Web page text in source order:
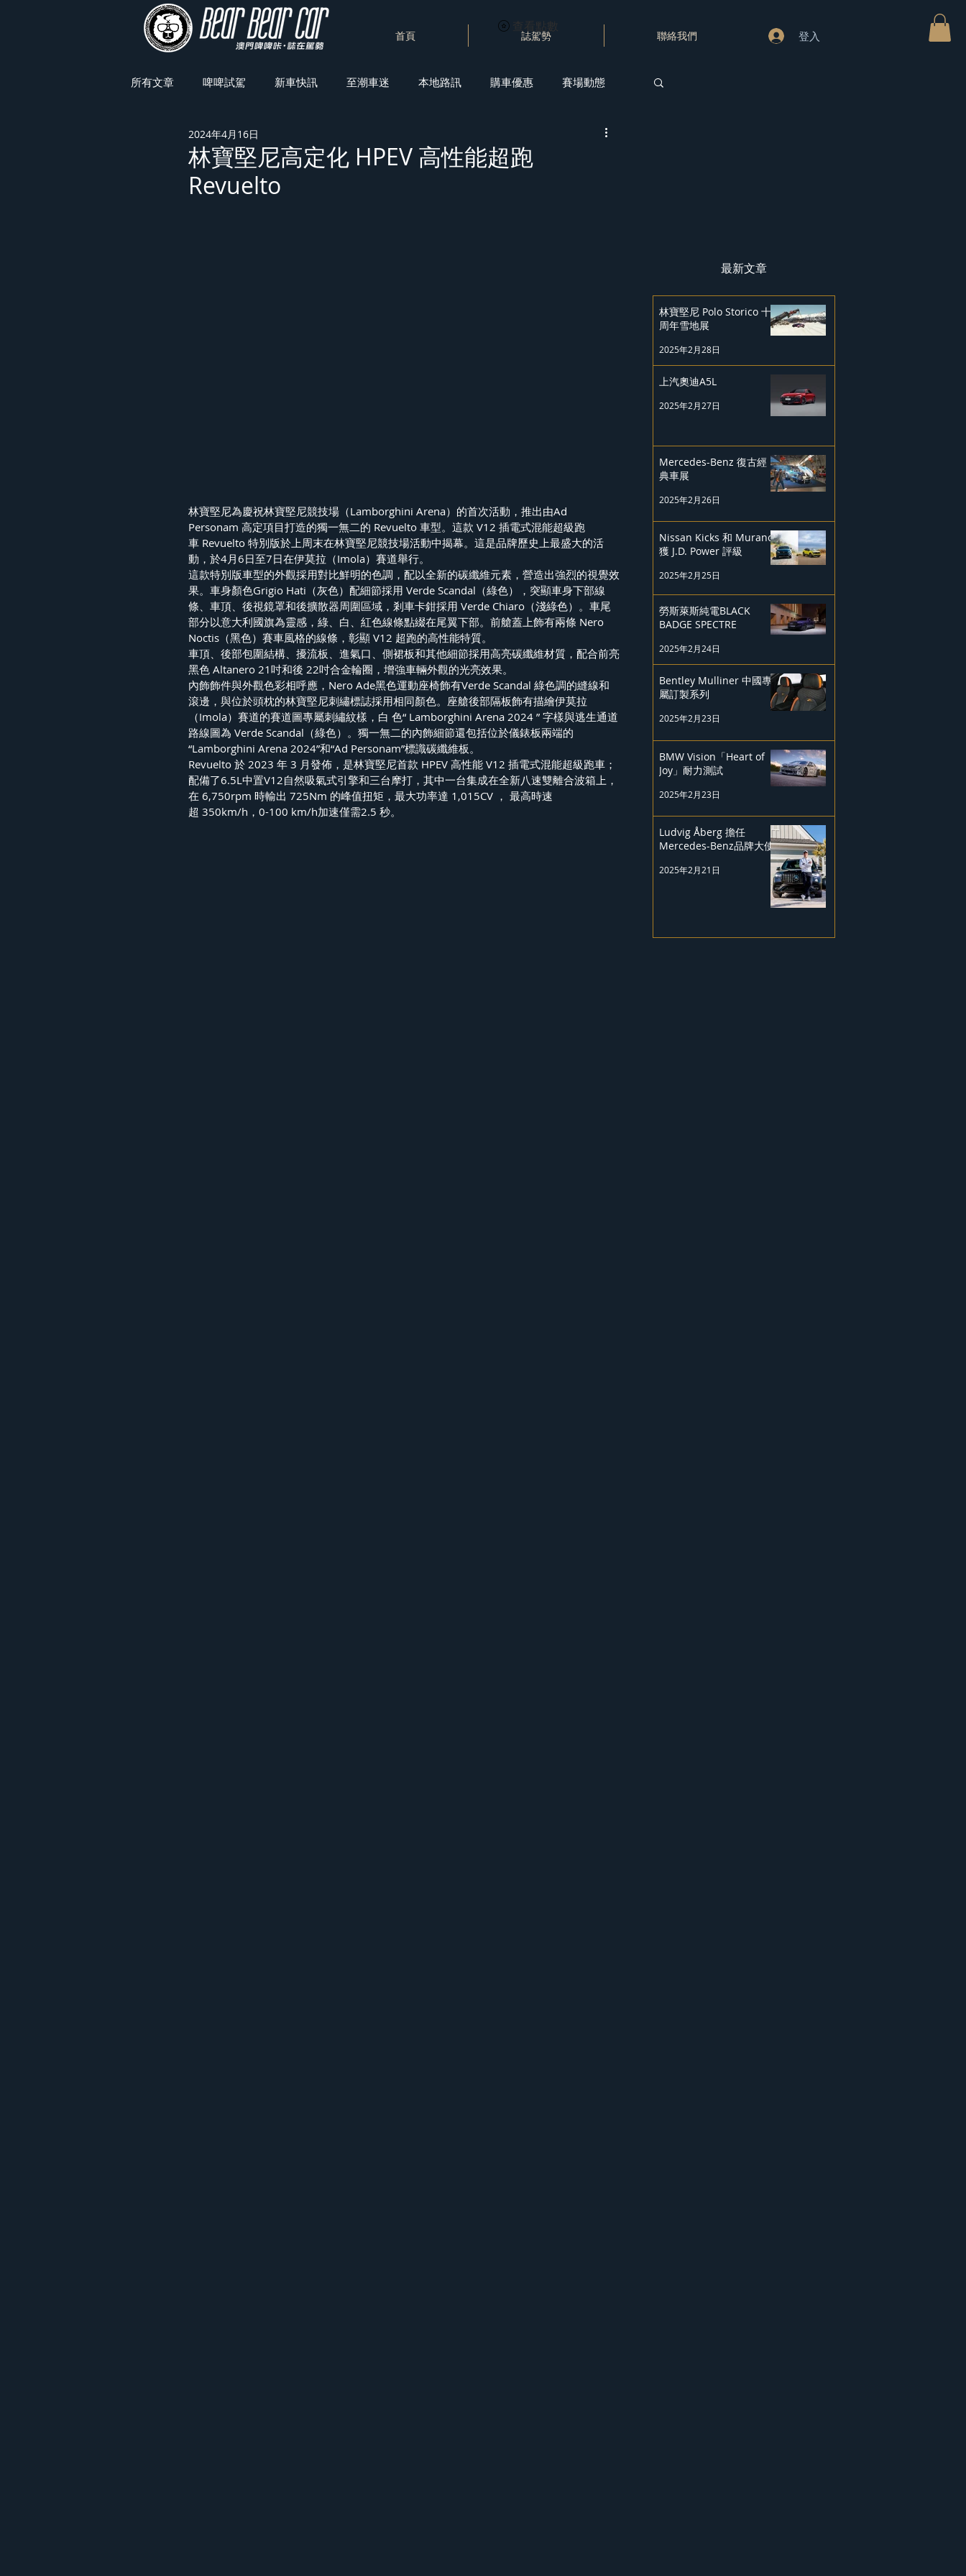
首頁 誌駕勢 聯絡我們 登入
查看點數
所有文章 啤啤試駕 新車快訊 至潮車迷 本地路訊 購車優惠 賽場動態
車展焦點
林寶堅尼高定化 HPEV 高性能超跑
Revuelto
2024年4月16日
林寶堅尼為慶祝林寶堅尼競技場（Lamborghini Arena）的首次活動，推出由Ad
Personam 高定項目打造的獨一無二的 Revuelto 車型。這款 V12 插電式混能超級跑
車 Revuelto 特別版於上周末在林寶堅尼競技場活動中揭幕。這是品牌歷史上最盛大的活
動，於4月6日至7日在伊莫拉（Imola）賽道舉行。
這款特別版車型的外觀採用對比鮮明的色調，配以全新的碳纖維元素，營造出強烈的視覺效
果。車身顏色Grigio Hati（灰色）配細節採用 Verde Scandal（綠色），突顯車身下部線
條、車頂、後視鏡罩和後擴散器周圍區域，剎車卡鉗採用 Verde Chiaro（淺綠色）。車尾
部分以意大利國旗為靈感，綠、白、紅色線條點綴在尾翼下部。前艙蓋上飾有兩條 Nero
Noctis（黑色）賽車風格的線條，彰顯 V12 超跑的高性能特質。
車頂、後部包圍結構、擾流板、進氣口、側裙板和其他細節採用高亮碳纖維材質，配合前亮
黑色 Altanero 21吋和後 22吋合金輪圈，增強車輛外觀的光亮效果。
內飾飾件與外觀色彩相呼應，Nero Ade黑色運動座椅飾有Verde Scandal 綠色調的縫線和
滾邊，與位於頭枕的林寶堅尼刺繡標誌採用相同顏色。座艙後部隔板飾有描繪伊莫拉
（Imola）賽道的賽道圖專屬刺繡紋樣，白 色“ Lamborghini Arena 2024 ” 字樣與逃生通道
路線圖為 Verde Scandal（綠色）。獨一無二的內飾細節還包括位於儀錶板兩端的
“Lamborghini Arena 2024”和“Ad Personam”標識碳纖維板。
Revuelto 於 2023 年 3 月發佈，是林寶堅尼首款 HPEV 高性能 V12 插電式混能超級跑車；
配備了6.5L中置V12自然吸氣式引擎和三台摩打，其中一台集成在全新八速雙離合波箱上，
在 6,750rpm 時輸出 725Nm 的峰值扭矩，最大功率達 1,015CV ， 最高時速
超 350km/h，0-100 km/h加速僅需2.5 秒。
最新文章
林寶堅尼 Polo Storico 十
周年雪地展
2025年2月28日
上汽奧迪A5L
2025年2月27日
Mercedes-Benz 復古經
典車展
2025年2月26日
Nissan Kicks 和 Murano
獲 J.D. Power 評級
2025年2月25日
勞斯萊斯純電BLACK
BADGE SPECTRE
2025年2月24日
Bentley Mulliner 中國專
屬訂製系列
2025年2月23日
BMW Vision「Heart of
Joy」耐力測試
2025年2月23日
Ludvig Åberg 擔任
Mercedes-Benz品牌大使
2025年2月21日